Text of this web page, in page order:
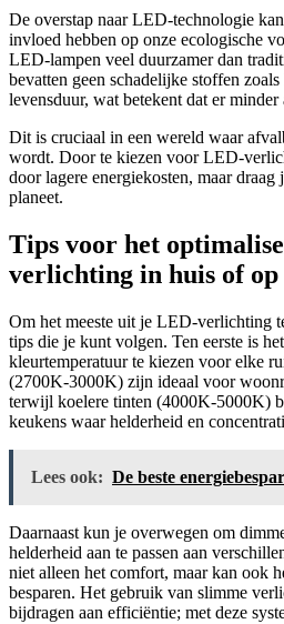
De overstap naar LED-technologie
invloed hebben op onze ecologische
LED-lampen veel duurzamer dan
bevatten geen schadelijke stoffen
levensduur, wat betekent dat er
Dit is cruciaal in een wereld waar
wordt. Door te kiezen voor LED-
door lagere energiekosten, maar
planeet.
Tips voor het
verlichting in huis of
Om het meeste uit je LED-verlichting
tips die je kunt volgen. Ten eerste is
kleurtemperatuur te kiezen voor elke
(2700K-3000K) zijn ideaal voor
terwijl koelere tinten (4000K-5000K)
keukens waar helderheid en
Lees ook: De beste
Daarnaast kun je overwegen om
helderheid aan te passen aan
niet alleen het comfort, maar kan ook
besparen. Het gebruik van slimme
bijdragen aan efficiëntie; met deze